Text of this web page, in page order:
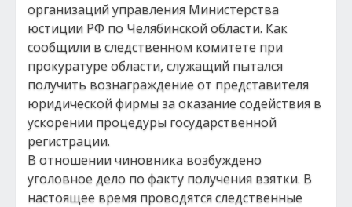
организаций управления Министерства
юстиции РФ по Челябинской области. Как
сообщили в следственном комитете при
прокуратуре области, служащий пытался
получить вознаграждение от представителя
юридической фирмы за оказание содействия в
ускорении процедуры государственной
регистрации.
В отношении чиновника возбуждено
уголовное дело по факту получения взятки. В
настоящее время проводятся следственные